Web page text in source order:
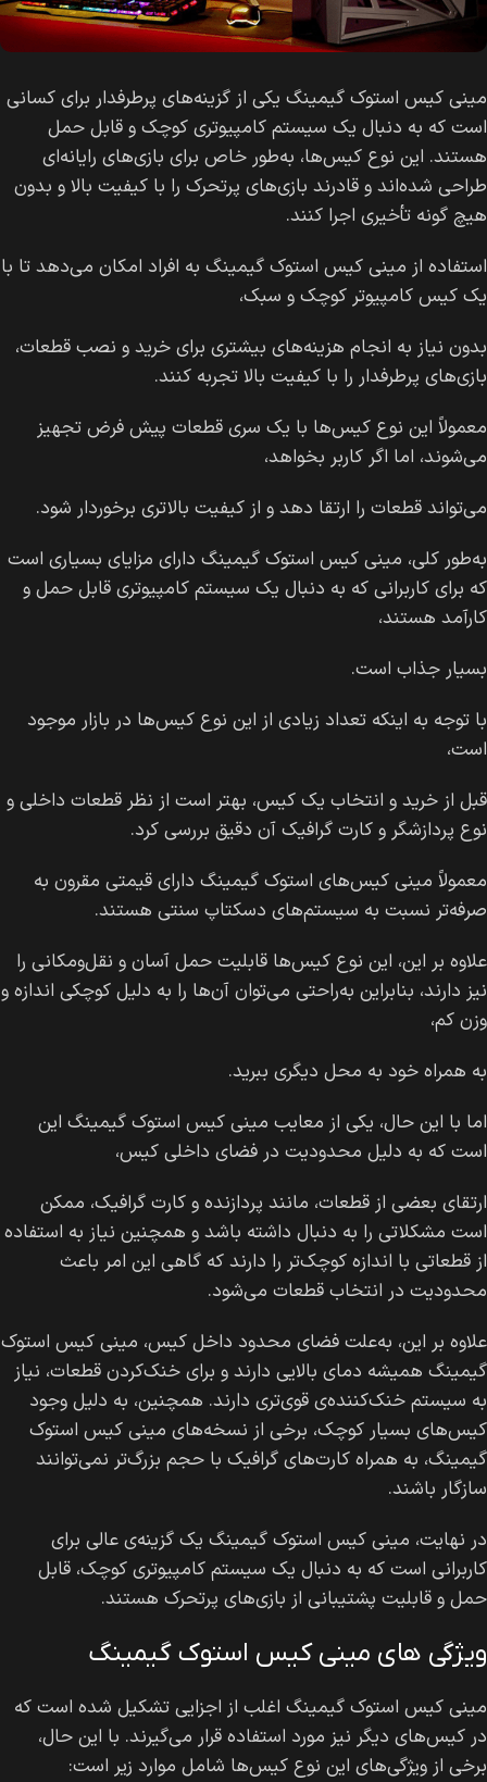
مینی کیس استوک گیمینگ یکی از گزینه‌های پرطرفدار برای کسانی
است که به دنبال یک سیستم کامپیوتری کوچک و قابل حمل
هستند. این نوع کیس‌ها، به‌طور خاص برای بازی‌های رایانه‌ای
طراحی شده‌اند و قادرند بازی‌های پرتحرک را با کیفیت بالا و بدون
هیچ گونه تأخیری اجرا کنند.
استفاده از مینی کیس استوک گیمینگ به افراد امکان می‌دهد تا با
یک کیس کامپیوتر کوچک و سبک،
بدون نیاز به انجام هزینه‌های بیشتری برای خرید و نصب قطعات،
بازی‌های پرطرفدار را با کیفیت بالا تجربه کنند.
معمولاً این نوع کیس‌ها با یک سری قطعات پیش فرض تجهیز
می‌شوند، اما اگر کاربر بخواهد،
می‌تواند قطعات را ارتقا دهد و از کیفیت بالاتری برخوردار شود.
به‌طور کلی، مینی کیس استوک گیمینگ دارای مزایای بسیاری است
که برای کاربرانی که به دنبال یک سیستم کامپیوتری قابل حمل و
کارآمد هستند،
بسیار جذاب است.
با توجه به اینکه تعداد زیادی از این نوع کیس‌ها در بازار موجود
است،
قبل از خرید و انتخاب یک کیس، بهتر است از نظر قطعات داخلی و
نوع پردازشگر و کارت گرافیک آن دقیق بررسی کرد.
معمولاً مینی کیس‌های استوک گیمینگ دارای قیمتی مقرون به
صرفه‌تر نسبت به سیستم‌های دسکتاپ سنتی هستند.
علاوه بر این، این نوع کیس‌ها قابلیت حمل آسان و نقل‌ومکانی را
نیز دارند، بنابراین به‌راحتی می‌توان آن‌ها را به دلیل کوچکی اندازه و
وزن کم،
به همراه خود به محل دیگری ببرید.
اما با این حال، یکی از معایب مینی کیس استوک گیمینگ این
است که به دلیل محدودیت در فضای داخلی کیس،
ارتقای بعضی از قطعات، مانند پردازنده و کارت گرافیک، ممکن
است مشکلاتی را به دنبال داشته باشد و همچنین نیاز به استفاده
از قطعاتی با اندازه کوچک‌تر را دارند که گاهی این امر باعث
محدودیت در انتخاب قطعات می‌شود.
علاوه بر این، به‌علت فضای محدود داخل کیس، مینی کیس استوک
گیمینگ همیشه دمای بالایی دارند و برای خنک‌کردن قطعات، نیاز
به سیستم خنک‌کننده‌ی قوی‌تری دارند. همچنین، به دلیل وجود
کیس‌های بسیار کوچک، برخی از نسخه‌های مینی کیس استوک
گیمینگ، به همراه کارت‌های گرافیک با حجم بزرگ‌تر نمی‌توانند
سازگار باشند.
در نهایت، مینی کیس استوک گیمینگ یک گزینه‌ی عالی برای
کاربرانی است که به دنبال یک سیستم کامپیوتری کوچک، قابل
حمل و قابلیت پشتیبانی از بازی‌های پرتحرک هستند.
ویژگی های مینی کیس استوک گیمینگ
مینی کیس استوک گیمینگ اغلب از اجزایی تشکیل شده است که
در کیس‌های دیگر نیز مورد استفاده قرار می‌گیرند. با این حال،
برخی از ویژگی‌های این نوع کیس‌ها شامل موارد زیر است: